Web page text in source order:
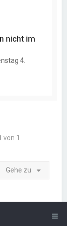
nicht im
4.
von 1
Gehe zu